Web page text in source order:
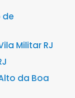
de
Militar RJ
da Boa